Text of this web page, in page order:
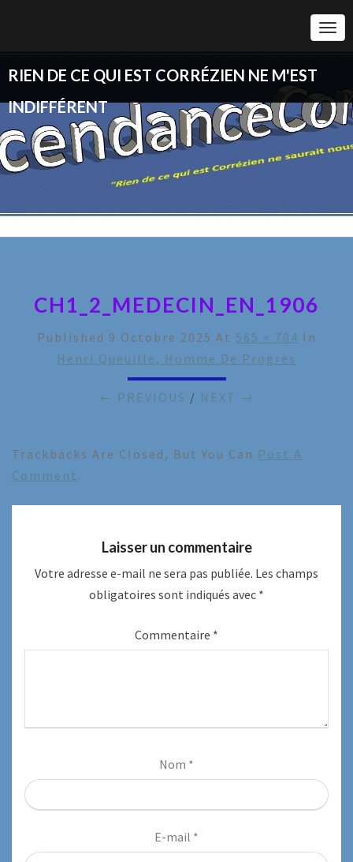
RIEN DE CE QUI EST CORRÉZIEN NE M'EST
INDIFFÉRENT
CH1_2_MEDECIN_EN_1906
Published 9 Octobre 2025 At 565 × 704 In
Henri Queuille, Homme De Progrès
← PREVIOUS / NEXT →
Trackbacks Are Closed, But You Can Post A
Comment .
Laisser un commentaire
Votre adresse e-mail ne sera pas publiée. Les champs
obligatoires sont indiqués avec *
Commentaire *
Nom *
E-mail *